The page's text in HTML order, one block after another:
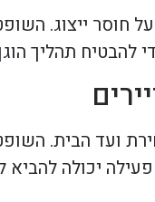
חוסר ייצוג.
להבטיח תהליך
ועד הבית.
יכולה להביא